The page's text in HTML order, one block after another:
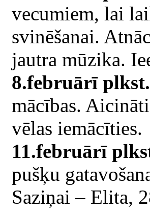
vecumiem, lai
svinēšanai.
jautra mūzika.
8.februārī
mācības.
vēlas iemācīties.
11.februārī
pušķu
Saziņai – Elita,